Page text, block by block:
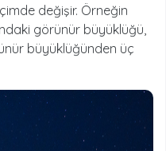
değişir. Örneğin
görünür büyüklüğü,
büyüklüğünden üç